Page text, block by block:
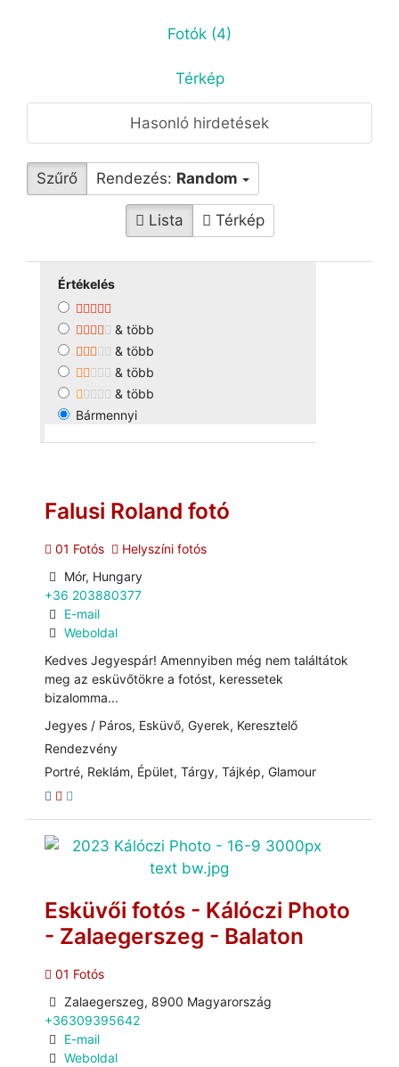
Fotók (4)
Térkép
Hasonló hirdetések
Szűrő Rendezés: Random
Lista Térkép
Értékelés
& több
& több
& több
& több
Bármennyi
Falusi Roland fotó
01 Fotós
Helyszíni fotós
Mór, Hungary
+36 203880377
E-mail
Weboldal
Kedves Jegyespár! Amennyiben még nem találtátok
meg az esküvőtökre a fotóst, keressetek
bizalomma...
Jegyes / Páros, Esküvő, Gyerek, Keresztelő
Rendezvény
Portré, Reklám, Épület, Tárgy, Tájkép, Glamour
Esküvői fotós - Kálóczi Photo
- Zalaegerszeg - Balaton
01 Fotós
Zalaegerszeg, 8900 Magyarország
+36309395642
E-mail
Weboldal